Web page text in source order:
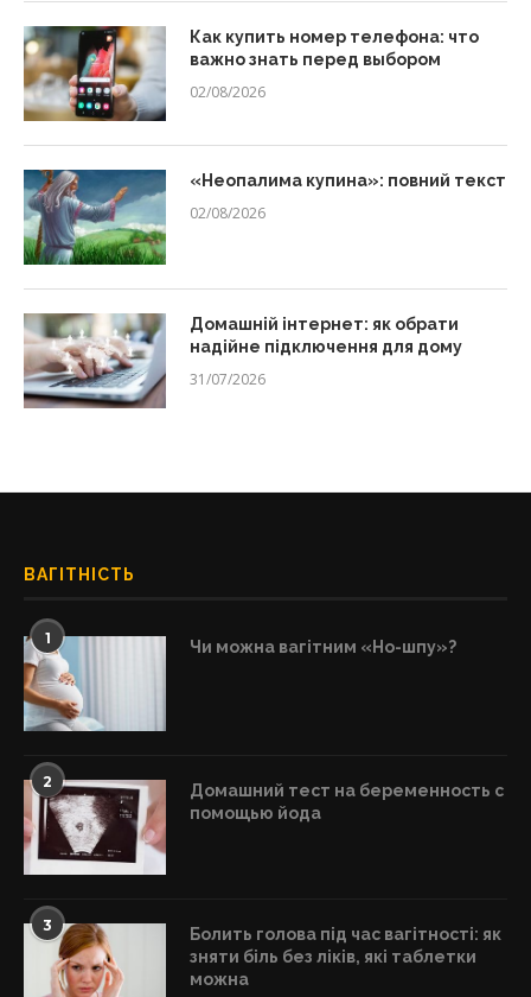
Как купить номер телефона: что
важно знать перед выбором
02/08/2026
«Неопалима купина»: повний текст
02/08/2026
Домашній інтернет: як обрати
надійне підключення для дому
31/07/2026
ВАГІТНІСТЬ
1 Чи можна вагітним «Но-шпу»?
2
Домашний тест на беременность с
помощью йода
3
Болить голова під час вагітності: як
зняти біль без ліків, які таблетки
можна